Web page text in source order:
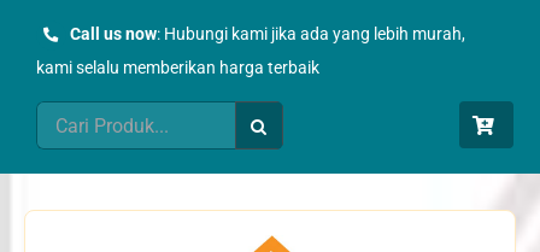
Call us now: Hubungi kami jika ada yang lebih murah,
kami selalu memberikan harga terbaik
Search
for: